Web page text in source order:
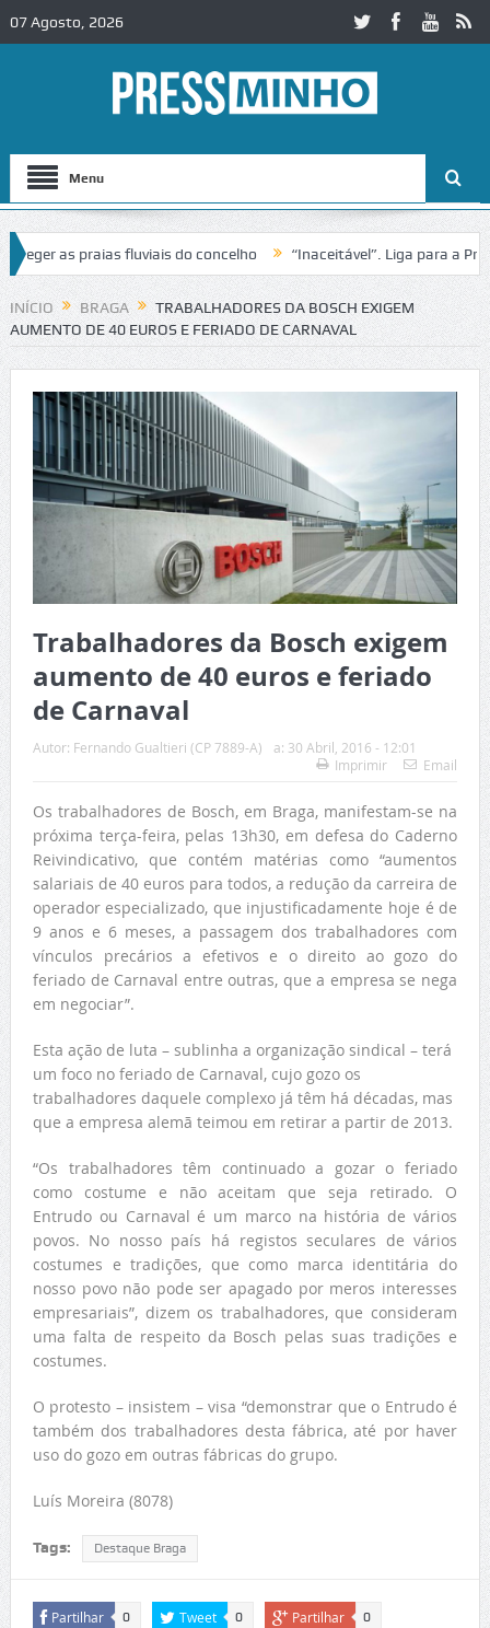
07 Agosto, 2026
Menu
as praias fluviais do concelho “Inaceitável”. Liga para a
de trânsito no IC2 em Alcobaça Igreja do Castelo de
INÍCIO BRAGA
TRABALHADORES DA BOSCH EXIGEM
AUMENTO DE 40 EUROS E FERIADO DE CARNAVAL
Trabalhadores da Bosch exigem
aumento de 40 euros e feriado
de Carnaval
Autor: Fernando Gualtieri (CP 7889-A) a: 30 Abril, 2016 - 12:01
Imprimir
Email
Os trabalhadores de Bosch, em Braga, manifestam-se na
próxima terça-feira, pelas 13h30, em defesa do Caderno
Reivindicativo, que contém matérias como “aumentos
salariais de 40 euros para todos, a redução da carreira de
operador especializado, que injustificadamente hoje é de
9 anos e 6 meses, a passagem dos trabalhadores com
vínculos precários a efetivos e o direito ao gozo do
feriado de Carnaval entre outras, que a empresa se nega
em negociar”.
Esta ação de luta – sublinha a organização sindical – terá
um foco no feriado de Carnaval, cujo gozo os
trabalhadores daquele complexo já têm há décadas, mas
que a empresa alemã teimou em retirar a partir de 2013.
“Os trabalhadores têm continuado a gozar o feriado
como costume e não aceitam que seja retirado. O
Entrudo ou Carnaval é um marco na história de vários
povos. No nosso país há registos seculares de vários
costumes e tradições, que como marca identitária do
nosso povo não pode ser apagado por meros interesses
empresariais”, dizem os trabalhadores, que consideram
uma falta de respeito da Bosch pelas suas tradições e
costumes.
O protesto – insistem – visa “demonstrar que o Entrudo é
também dos trabalhadores desta fábrica, até por haver
uso do gozo em outras fábricas do grupo.
Luís Moreira (8078)
Tags: Destaque Braga
Partilhar 0 Tweet 0 Partilhar 0